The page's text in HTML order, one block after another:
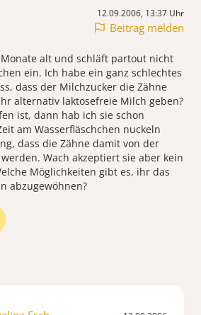
12.09.2006, 13:37 Uhr
Beitrag melden
alt und schläft partout nicht
ein. Ich habe ein ganz schlechtes
dass der Milchzucker die Zähne
alternativ laktosefreie Milch geben?
ist, dann hab ich sie schon
am Wasserfläschchen nuckeln
dass die Zähne damit von der
Wach akzeptiert sie aber kein
Möglichkeiten gibt es, ihr das
abzugewöhnen?